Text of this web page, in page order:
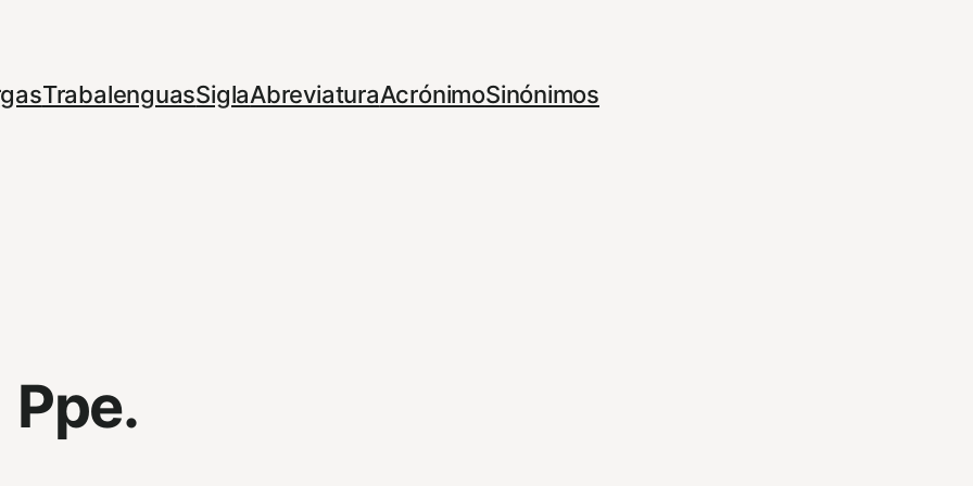
TrabalenguasSiglaAbreviaturaAcrónimoSinónimos
Ppe.